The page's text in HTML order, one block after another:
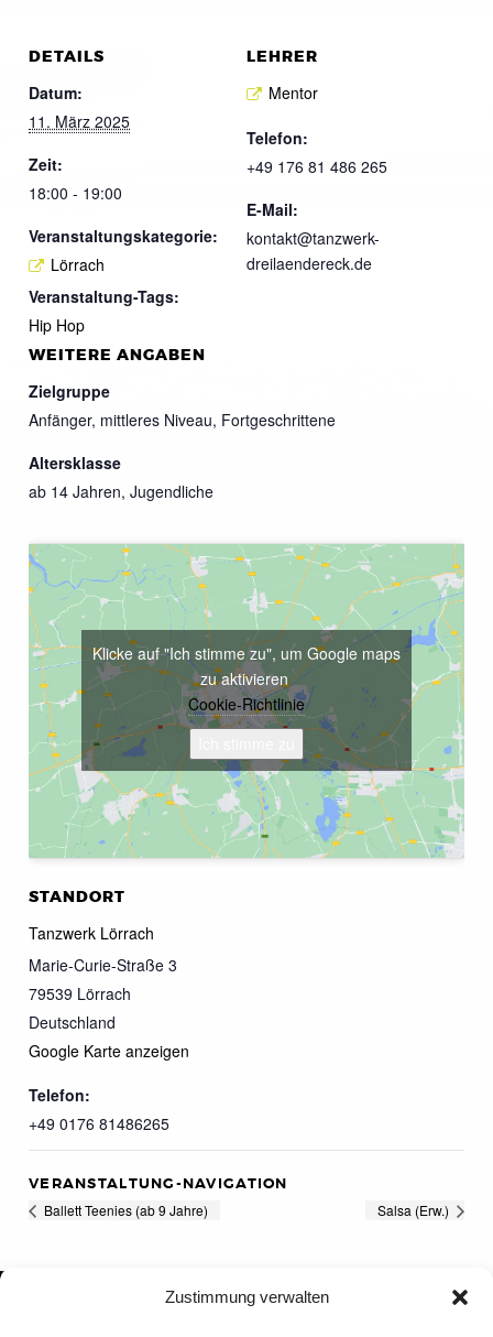
Zustimmung verwalten
DETAILS
Datum:
11. März 2025
Zeit:
18:00 - 19:00
Veranstaltungskategorie:
Lörrach
Veranstaltung-Tags:
Hip Hop
LEHRER
Mentor
Telefon:
+49 176 81 486 265
E-Mail:
kontakt@tanzwerk-
dreilaendereck.de
WEITERE ANGABEN
Zielgruppe
Anfänger, mittleres Niveau, Fortgeschrittene
Altersklasse
ab 14 Jahren, Jugendliche
STANDORT
Tanzwerk Lörrach
Marie-Curie-Straße 3
79539 Lörrach
Deutschland
Google Karte anzeigen
Telefon:
+49 0176 81486265
Klicke auf "Ich stimme zu", um Google maps
zu aktivieren
Cookie-Richtlinie
VERANSTALTUNG-NAVIGATION
Ballett Teenies (ab 9 Jahre) Salsa (Erw.)